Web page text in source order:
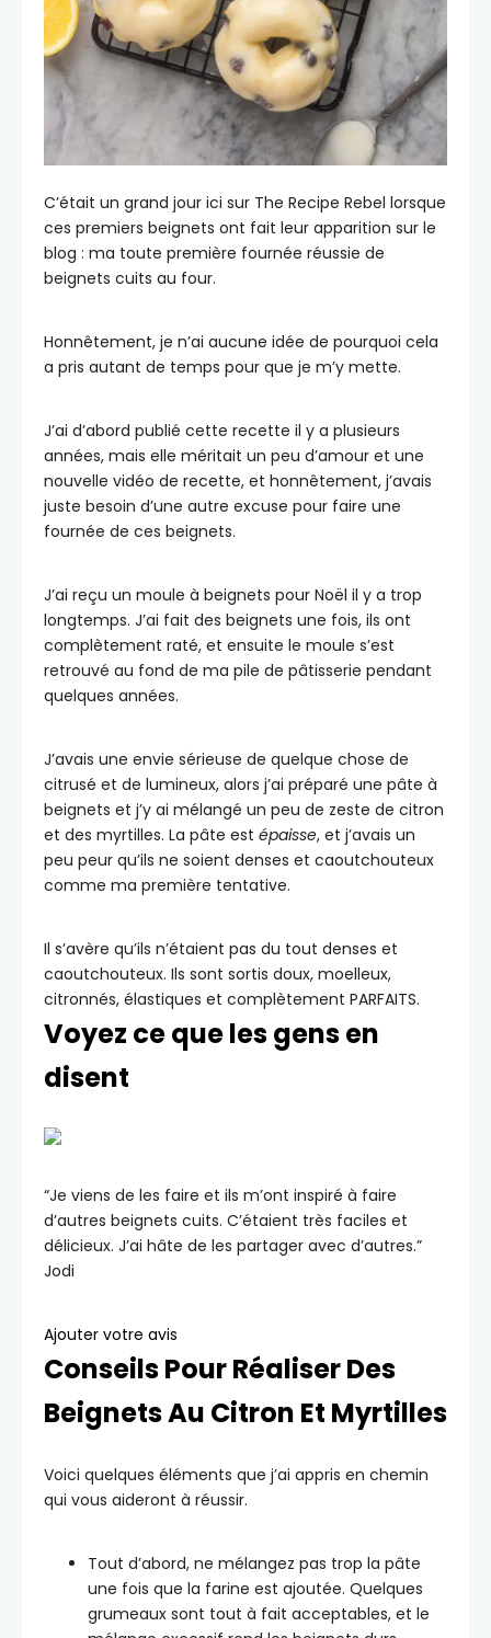
C’était un grand jour ici sur The Recipe Rebel lorsque
ces premiers beignets ont fait leur apparition sur le
blog : ma toute première fournée réussie de
beignets cuits au four.
Honnêtement, je n’ai aucune idée de pourquoi cela
a pris autant de temps pour que je m’y mette.
J’ai d’abord publié cette recette il y a plusieurs
années, mais elle méritait un peu d’amour et une
nouvelle vidéo de recette, et honnêtement, j’avais
juste besoin d’une autre excuse pour faire une
fournée de ces beignets.
J’ai reçu un moule à beignets pour Noël il y a trop
longtemps. J’ai fait des beignets une fois, ils ont
complètement raté, et ensuite le moule s’est
retrouvé au fond de ma pile de pâtisserie pendant
quelques années.
J’avais une envie sérieuse de quelque chose de
citrusé et de lumineux, alors j’ai préparé une pâte à
beignets et j’y ai mélangé un peu de zeste de citron
et des myrtilles. La pâte est épaisse, et j’avais un
peu peur qu’ils ne soient denses et caoutchouteux
comme ma première tentative.
Il s’avère qu’ils n’étaient pas du tout denses et
caoutchouteux. Ils sont sortis doux, moelleux,
citronnés, élastiques et complètement PARFAITS.
Voyez ce que les gens en
disent
“Je viens de les faire et ils m’ont inspiré à faire
d’autres beignets cuits. C’étaient très faciles et
délicieux. J’ai hâte de les partager avec d’autres.”
Jodi
Ajouter votre avis
Conseils Pour Réaliser Des
Beignets Au Citron Et Myrtilles
Voici quelques éléments que j’ai appris en chemin
qui vous aideront à réussir.
Tout d’abord, ne mélangez pas trop la pâte
une fois que la farine est ajoutée. Quelques
grumeaux sont tout à fait acceptables, et le